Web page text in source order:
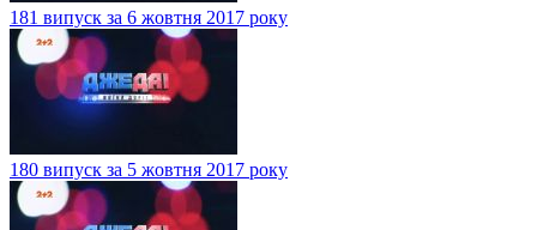
181 випуск за 6 жовтня 2017 року
180 випуск за 5 жовтня 2017 року